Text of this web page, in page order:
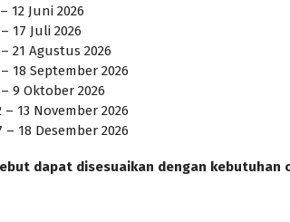
12 Juni 2026
17 Juli 2026
21 Agustus 2026
18 September 2026
9 Oktober 2026
– 13 November 2026
– 18 Desember 2026
dapat disesuaikan dengan kebutuhan